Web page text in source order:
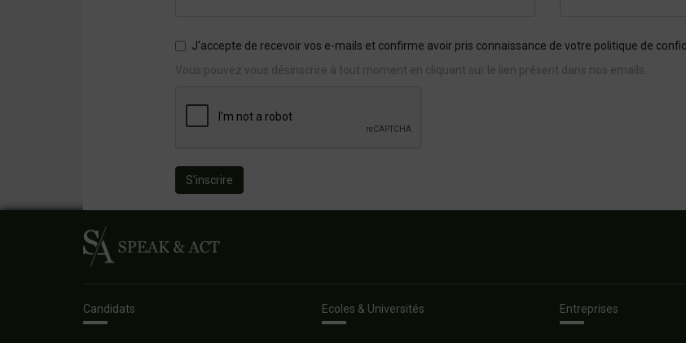
J'accepte de recevoir vos e-mails et confirme avoir pris connaissance de votre politique de
Vous pouvez vous désinscrire à tout moment en cliquant sur le lien présent dans nos emails.
S'inscrire
Candidats Ecoles & Universités Entreprises